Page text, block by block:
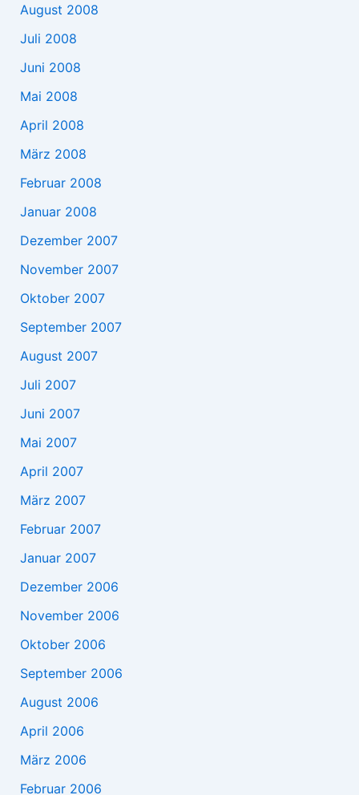
August 2008
Juli 2008
Juni 2008
Mai 2008
April 2008
März 2008
Februar 2008
Januar 2008
Dezember 2007
November 2007
Oktober 2007
September 2007
August 2007
Juli 2007
Juni 2007
Mai 2007
April 2007
März 2007
Februar 2007
Januar 2007
Dezember 2006
November 2006
Oktober 2006
September 2006
August 2006
April 2006
März 2006
Februar 2006